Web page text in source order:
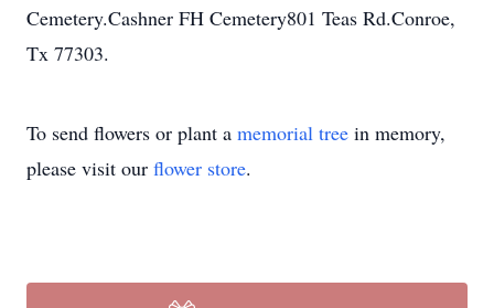
Cemetery.Cashner FH Cemetery801 Teas Rd.Conroe,
Tx 77303.
To send flowers or plant a memorial tree in memory,
please visit our flower store.